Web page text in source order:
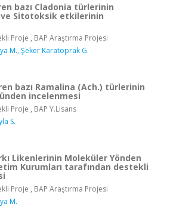
bazı Cladonia türlerinin
Sitotoksik etkilerinin
Proje , BAP Araştırma Projesi
M., Şeker Karatoprak G.
bazı Ramalina (Ach.) türlerinin
incelenmesi
Proje , BAP Y.Lisans
S.
Likenlerinin Moleküler Yönden
Kurumları tarafından destekli
Proje , BAP Araştırma Projesi
M.